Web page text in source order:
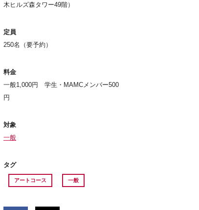
木ヒルズ森タワー49階）
定員
250名（要予約）
料金
一般1,000円 学生・MAMCメンバー500
円
対象
一般
タグ
アートコース 一般